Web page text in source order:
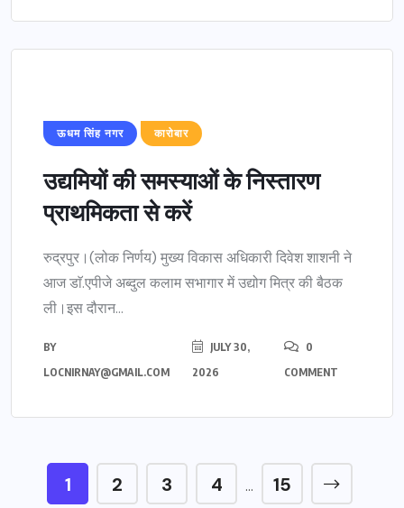
ऊधम सिंह नगर कारोबार
उद्यमियों की समस्याओं के निस्तारण
प्राथमिकता से करें
रुद्रपुर।(लोक निर्णय) मुख्य विकास अधिकारी दिवेश शाशनी ने
आज डाॅ.एपीजे अब्दुल कलाम सभागार में उद्योग मित्र की बैठक
ली।इस दौरान...
BY
LOCNIRNAY@GMAIL.COM
JULY 30,
2026
0
COMMENT
1 2 3 4 … 15